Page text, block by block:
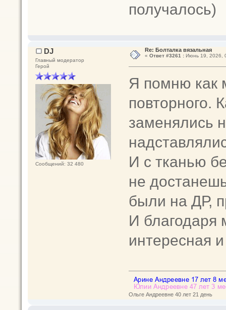
получалось)
DJ
Главный модератор
Герой
Сообщений: 32 480
Re: Болталка вязальная
« Ответ #3261 :Июнь 19, 2026,
Я помню как
повторного.
заменялись
И с тканью
не
были на ДР,
И благодаря
интересная
Ольге Андреевне 40 лет 21 день